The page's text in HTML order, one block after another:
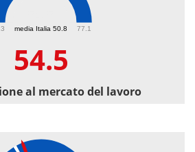
media Italia 50.8 77.1
54.5
al mercato del lavoro